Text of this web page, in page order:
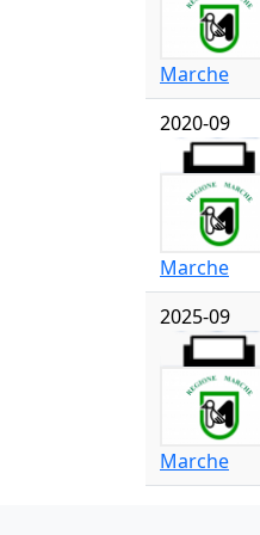
Marche
2020-09
Marche
2025-09
Marche